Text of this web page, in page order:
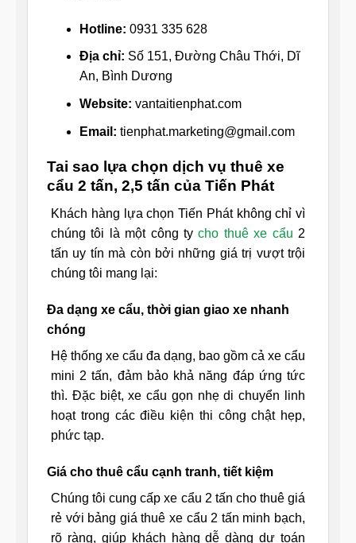
Hotline: 0931 335 628
Địa chỉ: Số 151, Đường Châu Thới, Dĩ
An, Bình Dương
Website: vantaitienphat.com
Email: tienphat.marketing@gmail.com
Tai sao lựa chọn dịch vụ thuê xe
cẩu 2 tấn, 2,5 tấn của Tiến Phát
Khách hàng lựa chọn Tiến Phát không chỉ vì
chúng tôi là một công tycho thuê xe cẩu 2
tấn uy tín mà còn bởi những giá trị vượt trội
chúng tôi mang lại:
Đa dạng xe cẩu, thời gian giao xe nhanh
chóng
Hệ thống xe cẩu đa dạng, bao gồm cả xe cẩu
mini 2 tấn, đảm bảo khả năng đáp ứng tức
thì. Đặc biệt, xe cẩu gọn nhẹ di chuyển linh
hoạt trong các điều kiện thi công chật hẹp,
phức tạp.
Giá cho thuê cẩu cạnh tranh, tiết kiệm
Chúng tôi cung cấp xe cẩu 2 tấn cho thuê giá
rẻ với bảng giá thuê xe cẩu 2 tấn minh bạch,
rõ ràng, giúp khách hàng dễ dàng dự toán